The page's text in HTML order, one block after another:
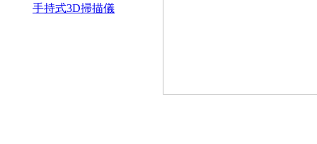
手持式3D掃描儀